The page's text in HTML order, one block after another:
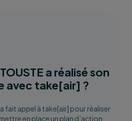
a réalisé son
avec take[air] ?
fait appel à take[air] pour réaliser
en place un plan d’action